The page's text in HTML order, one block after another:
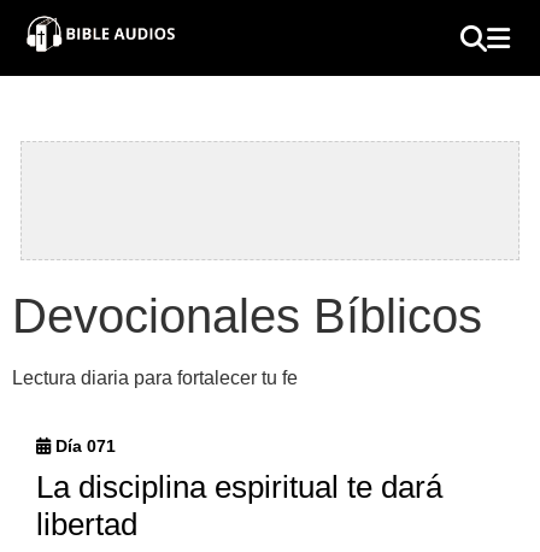
×
Download
L.O.A
Devocionales Bíblicos
Lectura diaria para fortalecer tu fe
Día 071
La disciplina espiritual te dará
libertad